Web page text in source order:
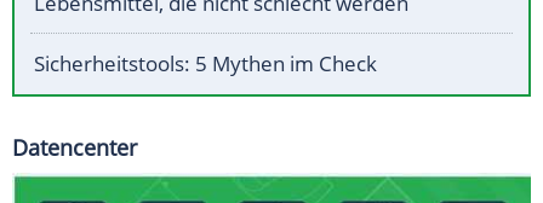
Sicherheitstools: 5 Mythen im Check
Datencenter